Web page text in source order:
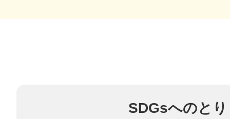
SDGsへのと